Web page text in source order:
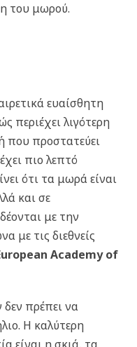
του μωρού.
ευαίσθητη
περιέχει λιγότερη
που προστατεύει
πιο λεπτό
ότι τα μωρά είναι
και σε
με την
με τις διεθνείς
Academy of
πρέπει να
Η καλύτερη